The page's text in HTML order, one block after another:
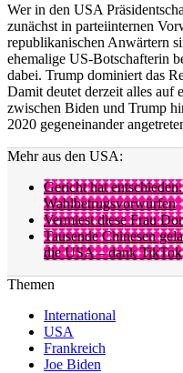
Wer in den USA
zunächst in parteiinternen
republikanischen Anwärtern
ehemalige US-Botschafterin
dabei. Trump dominiert das
Damit deutet derzeit alles auf
zwischen Biden und Trump
2020 gegeneinander
Mehr aus den USA:
Gericht hat
Wahlbetrugsvorwürfen
Vermiest diese Frau
Tausende Chinesen
die USA – dank TikTok
Themen
International
USA
Frankreich
Joe Biden